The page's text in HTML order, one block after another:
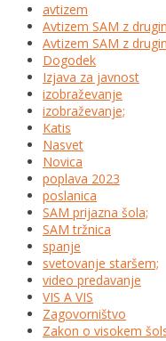
avtizem
Avtizem SAM z
Avtizem SAM z
Dogodek
Izjava za javnost
izobraževanje
izobraževanje;
Katis
Nasvet
Novica
poplava 2023
poslanica
SAM prijazna šola;
SAM tržnica
spanje
svetovanje staršem;
video predavanje
VIS A VIS
Zagovorništvo
Zakon o visokem